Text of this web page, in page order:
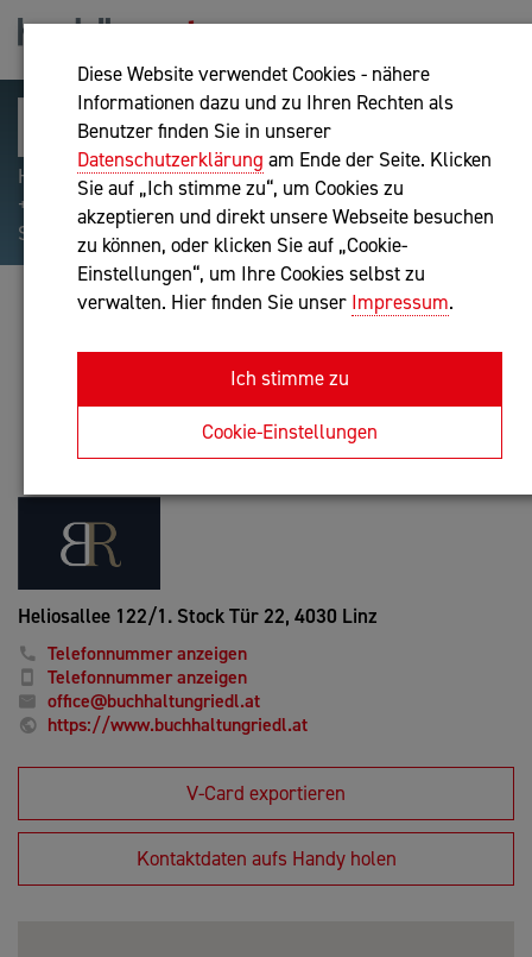
Diese Website verwendet Cookies - nähere
Informationen dazu und zu Ihren Rechten als
Benutzer finden Sie in unserer
Datenschutzerklärung am Ende der Seite. Klicken
Sie auf „Ich stimme zu“, um Cookies zu
akzeptieren und direkt unsere Webseite besuchen
zu können, oder klicken Sie auf „Cookie-
Einstellungen“, um Ihre Cookies selbst zu
verwalten. Hier finden Sie unser Impressum.
Ich stimme zu
Cookie-Einstellungen
Hilfreiche Suchparameter: Begriff einschließen:
+webshop, Begriff ausschließen: -webshop, Exakter
Suchbegriff: "internet of things"
BUCHHALTUNG RIEDL E.U.
Buchhaltung nach BibuG
Anfrage oder Rückruf
Heliosallee 122/1. Stock Tür 22, 4030 Linz
Telefonnummer anzeigen
Telefonnummer anzeigen
office@buchhaltungriedl.at
https://www.buchhaltungriedl.at
V-Card exportieren
Kontaktdaten aufs Handy holen